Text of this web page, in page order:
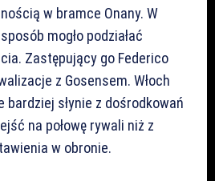
w bramce Onany. W
mogło podziałać
Zastępujący go Federico
z Gosensem. Włoch
bardziej słynie z dośrodkowań
na połowę rywali niż z
w obronie.